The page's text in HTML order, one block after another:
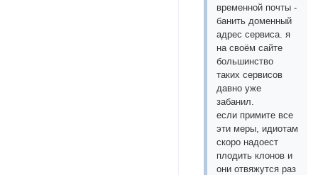
временной почты -
банить доменный
адрес сервиса. я
на своём сайте
большинство
таких сервисов
давно уже
забанил.
если примите все
эти меры, идиотам
скоро надоест
плодить клонов и
они отвяжутся раз